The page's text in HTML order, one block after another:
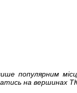
популярним
на вершинах